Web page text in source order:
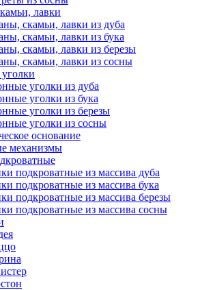
лавки
скамьи, лавки из дуба
скамьи, лавки из бука
скамьи, лавки из березы
скамьи, лавки из сосны
уголки из дуба
уголки из бука
уголки из березы
уголки из сосны
основание
механизмы
подкроватные из массива дуба
подкроватные из массива бука
подкроватные из массива березы
подкроватные из массива сосны